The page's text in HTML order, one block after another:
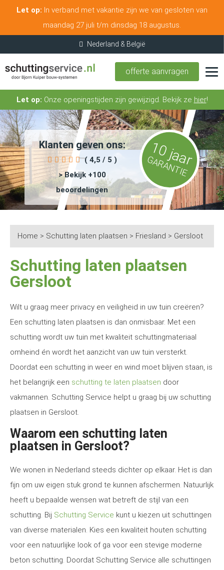
Let op: In verband met vakantie zijn we van gesloten van
maandag 27 juli t/m dinsdag 18 augustus.
offerte aanvragen
Let op: Onze openingstijden zijn gewijzigd. Bekijk ze hier!
Klanten geven ons:
( 4,5 / 5 )
> Bekijk +100
beoordelingen
10 jaar
GARANTIE
Home > Schutting laten plaatsen > Friesland > Gersloot
Schutting laten plaatsen
Gersloot
Wilt u graag meer privacy en veiligheid in uw tuin creëren?
Een schutting laten plaatsen is dan onmisbaar. Met een
schutting wordt uw tuin met kwaliteit schuttingmateriaal
omheind én wordt het aanzicht van uw tuin versterkt.
Doordat een schutting in weer en wind moet blijven staan, is
het belangrijk een schutting te laten plaatsen door
vakmannen. Schutting Service helpt u graag bij uw schutting
plaatsen in Gersloot.
Waarom een schutting laten
plaatsen in Gersloot?
We wonen in Nederland steeds dichter op elkaar. Het is dan
fijn om uw eigen stuk grond te kunnen afschermen. Natuurlijk
heeft u bepaalde wensen wat betreft de stijl van een
schutting. Bij Schutting Service kunt u kiezen uit schuttingen
van diverse materialen. Kies een kwaliteit houten schutting
voor een natuurlijke look of ga voor een stevige moderne
beton schutting. Doordat Schutting Service alle schuttingen